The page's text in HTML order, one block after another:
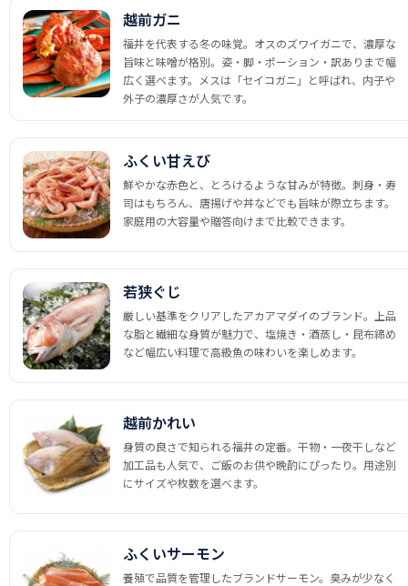
越前ガニ
福井を代表する冬の味覚。オスのズワイガニで、濃厚な
旨味と味噌が格別。姿・脚・ポーション・訳ありまで幅
広く選べます。メスは「セイコガニ」と呼ばれ、内子や
外子の濃厚さが人気です。
ふくい甘えび
鮮やかな赤色と、とろけるような甘みが特徴。刺身・寿
司はもちろん、唐揚げや丼などでも旨味が際立ちます。
家庭用の大容量や贈答向けまで比較できます。
若狭ぐじ
厳しい基準をクリアしたアカアマダイのブランド。上品
な脂と繊細な身質が魅力で、塩焼き・酒蒸し・昆布締め
など幅広い料理で高級魚の味わいを楽しめます。
越前かれい
身質の良さで知られる福井の定番。干物・一夜干しなど
加工品も人気で、ご飯のお供や晩酌にぴったり。用途別
にサイズや枚数を選べます。
ふくいサーモン
養殖で品質を管理したブランドサーモン。臭みが少なく